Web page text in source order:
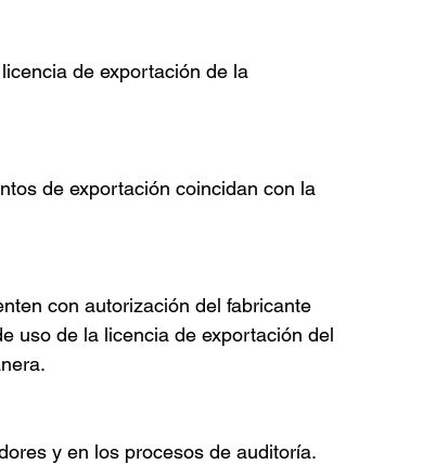
de exportación de la
de exportación coincidan con la
con autorización del fabricante
uso de la licencia de exportación del
y en los procesos de auditoría.